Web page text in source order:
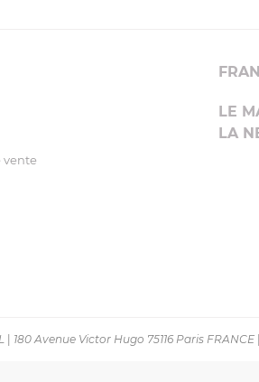
vente
LE
LA
180 Avenue Victor Hugo 75116 Paris FRANCE